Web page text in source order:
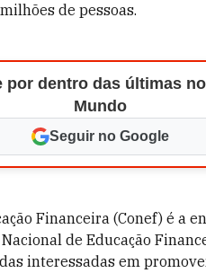
de pessoas.
por dentro das últimas
Mundo
Seguir no Google
Financeira (Conef) é a
de Educação
interessadas em